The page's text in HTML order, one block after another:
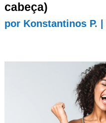
cabeça)
por Konstantinos P.